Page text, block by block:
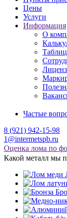
Цены
Услуги
Информация
О
Частые
8 (921) 942-15-98
1@intermetspb.ru
Оценка лома по
Какой металл мы